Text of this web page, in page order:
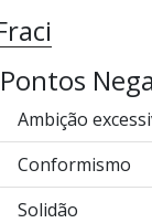
Pontos
Ambição
Conformismo
Solidão